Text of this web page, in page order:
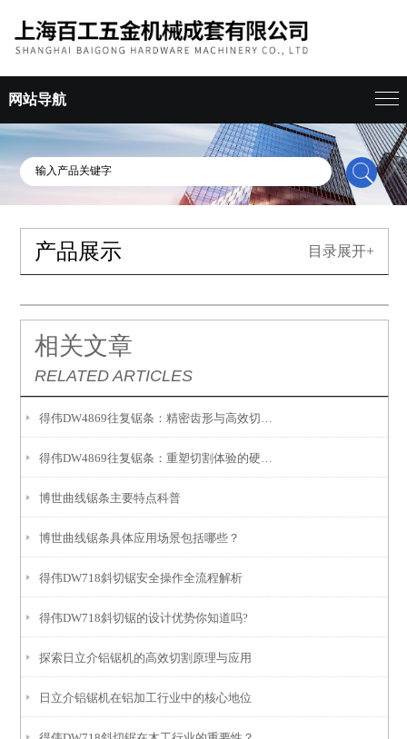
网站导航
产品展示 目录展开+
相关文章
RELATED ARTICLES
博世曲线锯条主要特点科普
博世曲线锯条具体应用场景包括哪些？
得伟DW718斜切锯安全操作全流程解析
得伟DW718斜切锯的设计优势你知道吗?
探索日立介铝锯机的高效切割原理与应用
日立介铝锯机在铝加工行业中的核心地位